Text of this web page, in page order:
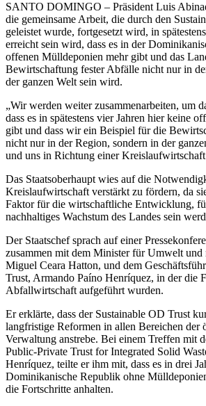
SANTO DOMINGO – Präsident Luis
die gemeinsame Arbeit, die durch den
geleistet wurde, fortgesetzt wird, in
erreicht sein wird, dass es in der
offenen Mülldeponien mehr gibt und das
Bewirtschaftung fester Abfälle nicht nur in
der ganzen Welt sein wird.
„Wir werden weiter zusammenarbeiten, um
dass es in spätestens vier Jahren hier keine
gibt und dass wir ein Beispiel für die
nicht nur in der Region, sondern in der
und uns in Richtung einer Kreislaufwirtschaft
Das Staatsoberhaupt wies auf die
Kreislaufwirtschaft verstärkt zu fördern, da
Faktor für die wirtschaftliche Entwicklung,
nachhaltiges Wachstum des Landes sein
Der Staatschef sprach auf einer
zusammen mit dem Minister für Umwelt und
Miguel Ceara Hatton, und dem
Trust, Armando Paíno Henríquez, in der die
Abfallwirtschaft aufgeführt wurden.
Er erklärte, dass der Sustainable OD Trust
langfristige Reformen in allen Bereichen der
Verwaltung anstrebe. Bei einem Treffen mit
Public-Private Trust for Integrated Solid
Henríquez, teilte er ihm mit, dass es in drei
Dominikanische Republik ohne
die Fortschritte anhalten.